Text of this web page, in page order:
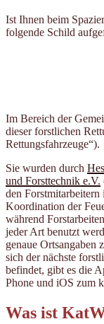
Ist Ihnen beim
folgende Schild
Im Bereich der
dieser forstlichen
Rettungsfahrzeuge“).
Sie wurden durch
und Forsttechnik e.V.
den Forstmitarbeitern
Koordination der
während
jeder Art benutzt
genaue Ortsangaben
sich der nächste
befindet, gibt es die
Phone und iOS zum
Was ist